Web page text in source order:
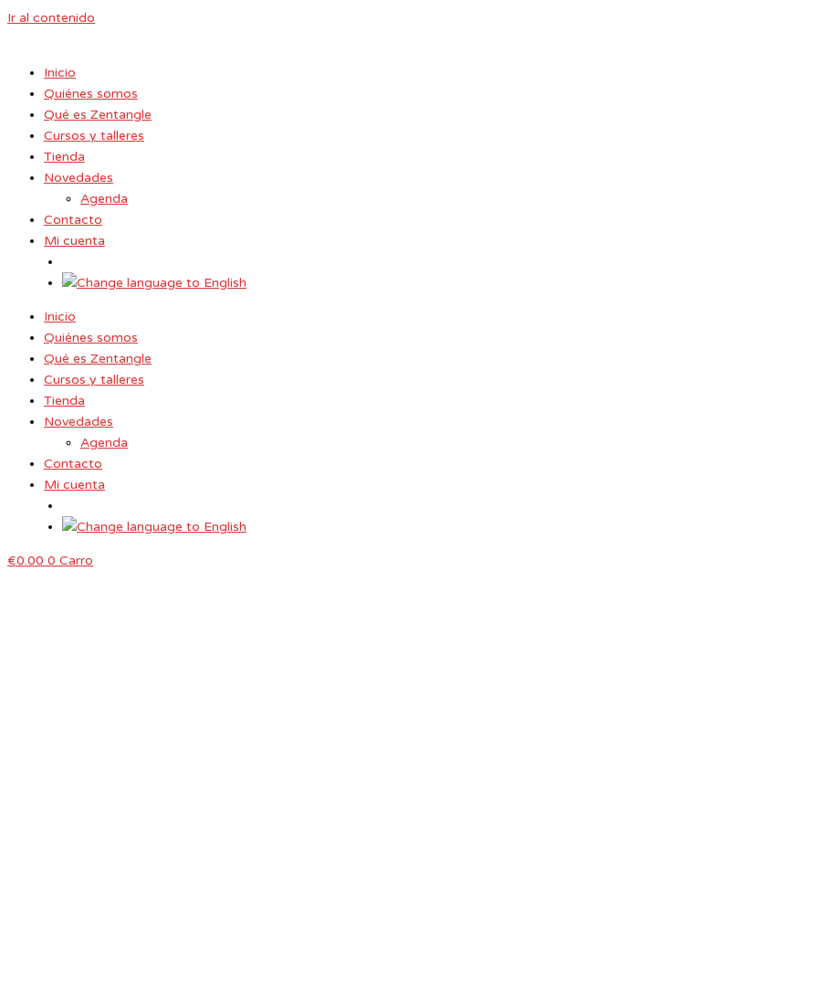
Ir al contenido
Inicio
Quiénes somos
Qué es Zentangle
Cursos y talleres
Tienda
Novedades
Agenda
Contacto
Mi cuenta
Inicio
Quiénes somos
Qué es Zentangle
Cursos y talleres
Tienda
Novedades
Agenda
Contacto
Mi cuenta
€0.00 0 Carro